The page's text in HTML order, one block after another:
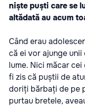
niște puști care se
altădată au acum
Când erau
că ei vor ajunge
lume. Nici măcar
fi zis că puștii de
doriți bărbați de pe
purtau bretele,